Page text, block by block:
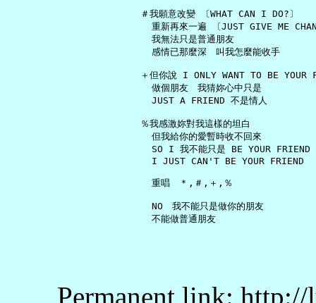
   ＃我願意改變 〔WHAT CAN I DO?〕
重新再來一遍 〔JUST GIVE ME
     我無法只是普通朋友
     感情已那麼深　叫我怎麼能收手
＋但你說 I ONLY WANT TO BE YOUR
     做個朋友　我猜妳心中只是
     JUST A FRIEND 不是情人
   ％我感激妳對我這樣的坦白
     但我給你的愛暫時收不回來
     SO I 我不能只是 BE YOUR FRIEND
     I JUST CAN'T BE YOUR FRIEND
     重唱　＊,＃,＋,％
     NO　我不能只是做你的朋友
Permanent link: